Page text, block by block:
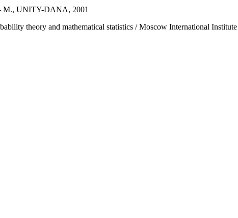
- M., UNITY-DANA, 2001
theory and mathematical statistics / Moscow International